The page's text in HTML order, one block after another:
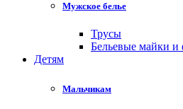
Мужское белье
Трусы
Бельевые майки и
Детям
Мальчикам